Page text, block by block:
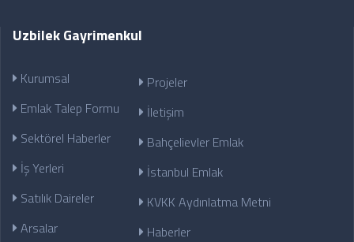
Uzbilek Gayrimenkul
Kurumsal
Emlak Talep Formu
Sektörel Haberler
İş Yerleri
Satılık Daireler
Arsalar
Projeler
İletişim
Bahçelievler Emlak
İstanbul Emlak
KVKK Aydınlatma Metni
Haberler